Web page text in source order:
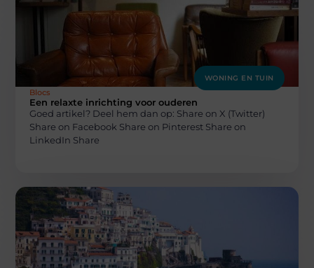
WONING EN TUIN
Blocs
Een relaxte inrichting voor ouderen
Goed artikel? Deel hem dan op: Share on X (Twitter)
Share on Facebook Share on Pinterest Share on
LinkedIn Share